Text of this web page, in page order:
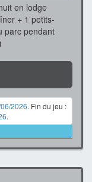
en lodge
+ 1 petits-
parc pendant
2026. Fin du jeu :
.